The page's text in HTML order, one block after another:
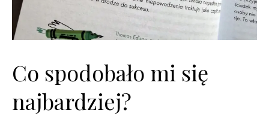
Co spodobało mi się
najbardziej?